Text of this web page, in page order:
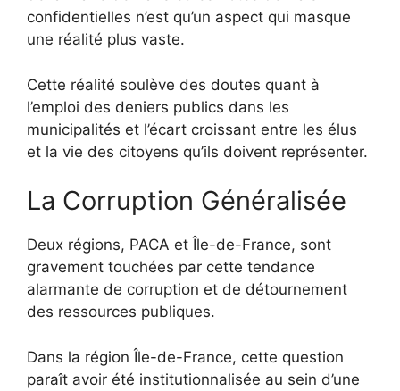
confidentielles n’est qu’un aspect qui masque
une réalité plus vaste.
Cette réalité soulève des doutes quant à
l’emploi des deniers publics dans les
municipalités et l’écart croissant entre les élus
et la vie des citoyens qu’ils doivent représenter.
La Corruption Généralisée
Deux régions, PACA et Île-de-France, sont
gravement touchées par cette tendance
alarmante de corruption et de détournement
des ressources publiques.
Dans la région Île-de-France, cette question
paraît avoir été institutionnalisée au sein d’une